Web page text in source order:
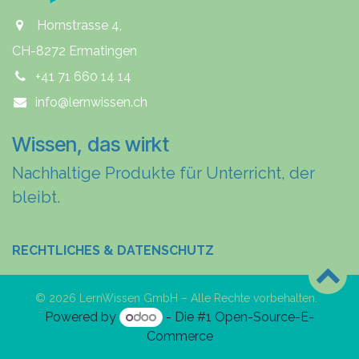
Hornstrasse 4,
CH-8272 Ermatingen
+41 71 660 14 14
info@lernwissen.ch
Wissen, das wirkt
Nachhaltige Produkte für Unterricht, der
bleibt.
RECHTLICHES & DATENSCHUTZ
© 2026 LernWissen GmbH – Alle Rechte vorbehalten.
Powered by - Die #1 Open-Source-E-
Commerce